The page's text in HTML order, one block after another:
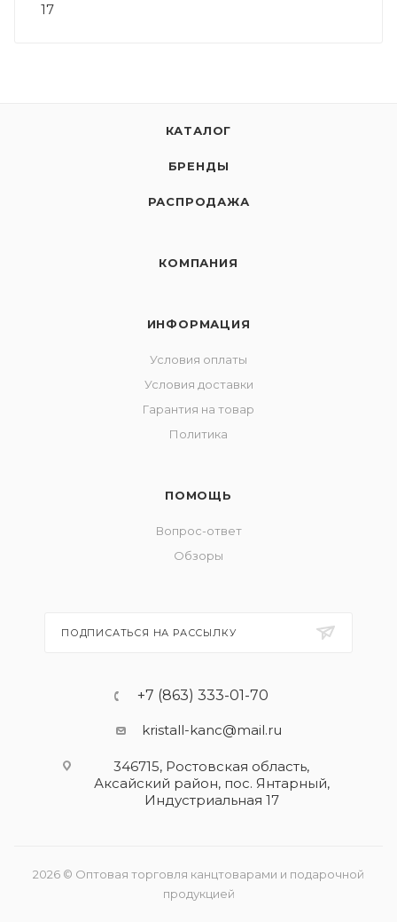
17
КАТАЛОГ
БРЕНДЫ
РАСПРОДАЖА
КОМПАНИЯ
ИНФОРМАЦИЯ
Условия оплаты
Условия доставки
Гарантия на товар
Политика
ПОМОЩЬ
Вопрос-ответ
Обзоры
ПОДПИСАТЬСЯ НА РАССЫЛКУ
+7 (863) 333-01-70
kristall-kanc@mail.ru
346715, Ростовская область​,
Аксайский район, пос. Янтарный,
Индустриальная 17
2026 © Оптовая торговля канцтоварами и подарочной
продукцией